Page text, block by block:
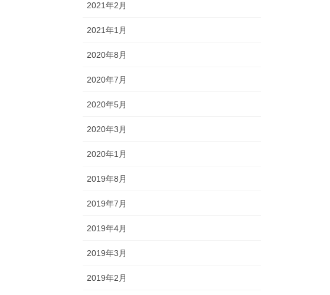
2021年2月
2021年1月
2020年8月
2020年7月
2020年5月
2020年3月
2020年1月
2019年8月
2019年7月
2019年4月
2019年3月
2019年2月